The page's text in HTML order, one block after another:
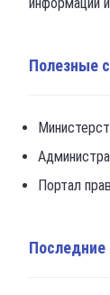
Полезные
Портал
Последние